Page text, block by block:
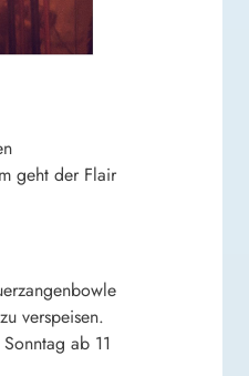
geht der Flair
zu verspeisen.
ab 11